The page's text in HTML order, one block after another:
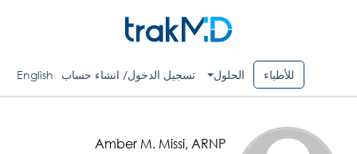
للأطباء الحلول تسجيل الدخول/ انشاء حساب English
Amber M. Missi, ARNP